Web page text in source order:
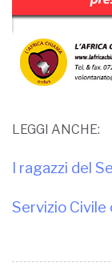
LEGGI ANCHE:
I ragazzi del
Servizio Civile